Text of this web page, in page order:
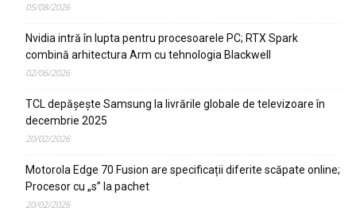
05/08/2026
Nvidia intră în lupta pentru procesoarele PC; RTX Spark
combină arhitectura Arm cu tehnologia Blackwell
02/06/2026
TCL depășește Samsung la livrările globale de televizoare în
decembrie 2025
20/02/2026
Motorola Edge 70 Fusion are specificații diferite scăpate online;
Procesor cu „s” la pachet
20/02/2026